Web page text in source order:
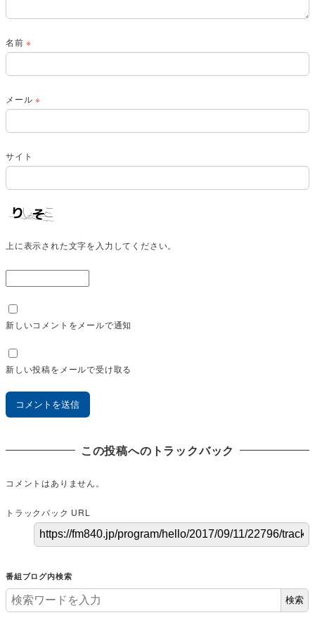
名前※
メール※
サイト
上に表示された文字を入力してください。
新しいコメントをメールで通知
新しい投稿をメールで受け取る
この投稿へのトラックバック
コメントはありません。
トラックバック URL
番組ブログ内検索
検索